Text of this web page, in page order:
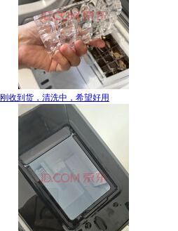
刚收到货，清洗中，希望好用